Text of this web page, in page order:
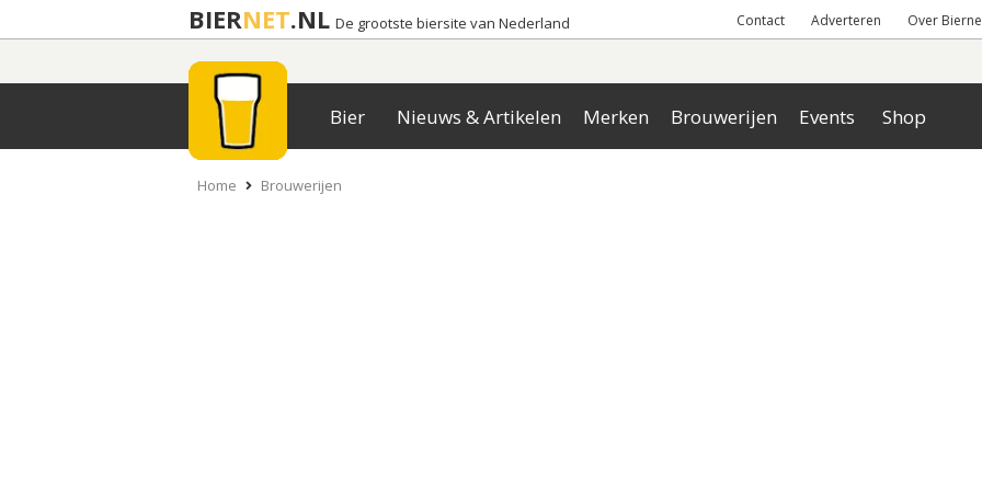
BIERNET.NL De grootste biersite van Nederland Contact Adverteren Over
Bier Nieuws & Artikelen Merken Brouwerijen Events Shop
Home Brouwerijen